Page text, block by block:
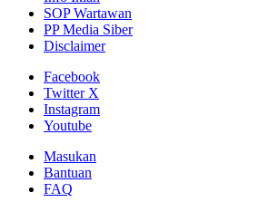
SOP Wartawan
PP Media Siber
Disclaimer
Facebook
Twitter X
Instagram
Youtube
Masukan
Bantuan
FAQ